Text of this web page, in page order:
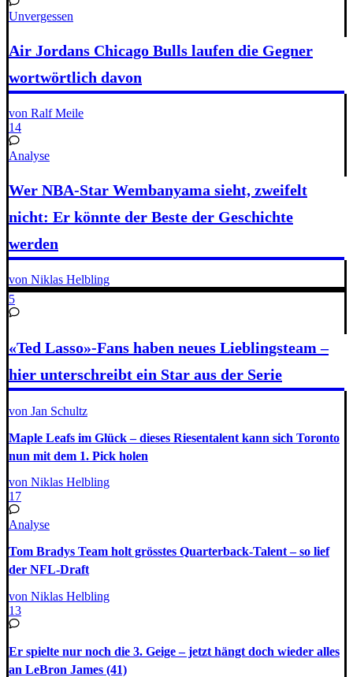
Unvergessen
Air Jordans Chicago Bulls laufen die Gegner
wortwörtlich davon
von Ralf Meile
14
Analyse
Wer NBA-Star Wembanyama sieht, zweifelt
nicht: Er könnte der Beste der Geschichte
werden
von Niklas Helbling
5
«Ted Lasso»-Fans haben neues Lieblingsteam –
hier unterschreibt ein Star aus der Serie
von Jan Schultz
Maple Leafs im Glück – dieses Riesentalent kann sich Toronto
nun mit dem 1. Pick holen
von Niklas Helbling
17
Analyse
Tom Bradys Team holt grösstes Quarterback-Talent – so lief
der NFL-Draft
von Niklas Helbling
13
Er spielte nur noch die 3. Geige – jetzt hängt doch wieder alles
an LeBron James (41)